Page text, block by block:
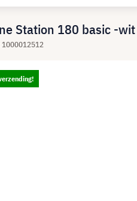
Station 180 basic -wit